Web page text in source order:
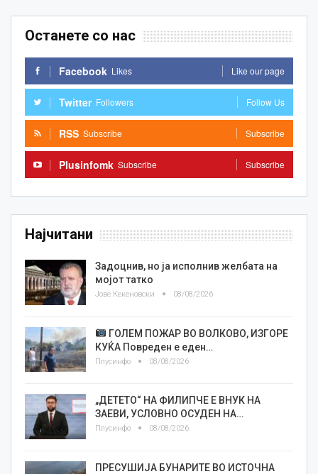
Останете со нас
Facebook Likes Like our page
Twitter Followers Follow Us
RSS Subscribe Subscribe
Plusinfomk Subscribe Subscribe
Најчитани
Задоцнив, но ја исполнив желбата на
мојот татко
Јове Кекеновски 08/08/2026
ГОЛЕМ ПОЖАР ВО ВОЛКОВО, ИЗГОРЕ
КУЌА Повреден е еден…
Плусинфо 08/08/2026
„ДЕТЕТО“ НА ФИЛИПЧЕ Е ВНУК НА
ЗАЕВИ, УСЛОВНО ОСУДЕН НА…
Плусинфо 08/08/2026
ПРЕСУШИЈА БУНАРИТЕ ВО ИСТОЧНА